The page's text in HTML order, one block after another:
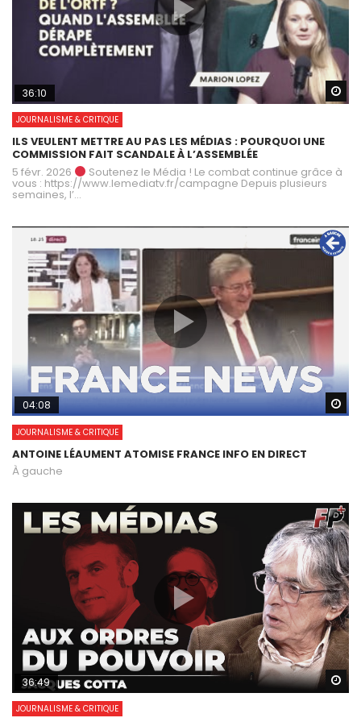
36:10
JOURNALISME & CRITIQUE
ILS VEULENT METTRE AU PAS LES MÉDIAS : POURQUOI UNE
COMMISSION FAIT SCANDALE À L’ASSEMBLÉE
5 févr. 2026
Soutenez le Média ! Le combat continue grâce à
vous : https://www.lemediatv.fr/campagne Depuis plusieurs
semaines, l’...
04:08
JOURNALISME & CRITIQUE
ANTOINE LÉAUMENT ATOMISE FRANCE INFO EN DIRECT
À gauche
36:49
JOURNALISME & CRITIQUE